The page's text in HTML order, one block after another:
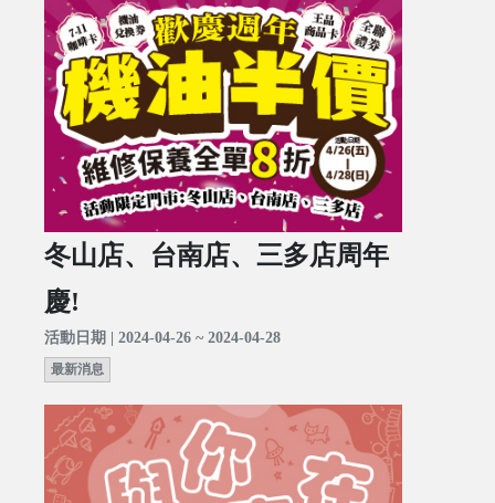
冬山店、台南店、三多店周年
慶!
活動日期 | 2024-04-26 ~ 2024-04-28
最新消息